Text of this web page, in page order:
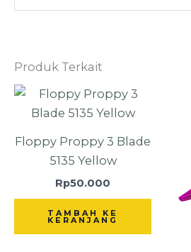
Produk Terkait
Floppy Proppy 3 Blade
5135 Yellow
Rp50.000
TAMBAH KE
KERANJANG